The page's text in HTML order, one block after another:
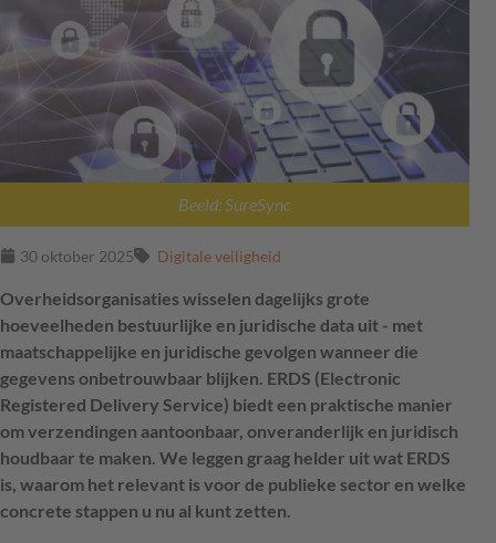
Beeld: SureSync
30 oktober 2025 Digitale veiligheid
Overheidsorganisaties wisselen dagelijks grote
hoeveelheden bestuurlijke en juridische data uit - met
maatschappelijke en juridische gevolgen wanneer die
gegevens onbetrouwbaar blijken. ERDS (Electronic
Registered Delivery Service) biedt een praktische manier
om verzendingen aantoonbaar, onveranderlijk en juridisch
houdbaar te maken. We leggen graag helder uit wat ERDS
is, waarom het relevant is voor de publieke sector en welke
concrete stappen u nu al kunt zetten.